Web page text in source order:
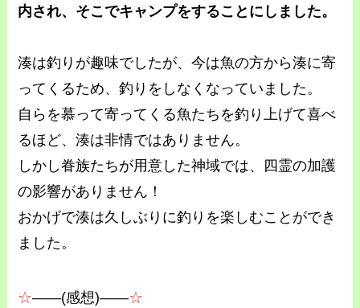
内され、そこでキャンプをすることにしました。
湊は釣りが趣味でしたが、今は魚の方から湊に寄
ってくるため、釣りをしなくなっていました。
自らを慕って寄ってくる魚たちを釣り上げて喜べ
るほど、湊は非情ではありません。
しかし眷族たちが用意した神域では、四霊の加護
の影響がありません！
おかげで湊は久しぶりに釣りを楽しむことができ
ました。
☆――(感想)――☆